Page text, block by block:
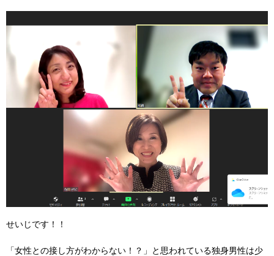
せいじです！！
「女性との接し方がわからない！？」
と思われている独身男性は少